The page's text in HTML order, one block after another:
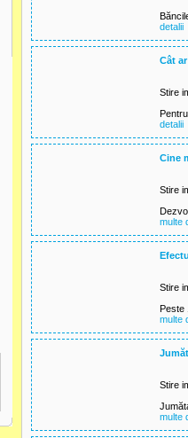
detalii
Cât
Stire
detalii
Cine
Stire
multe
Stire
Peste
multe
Stire
multe